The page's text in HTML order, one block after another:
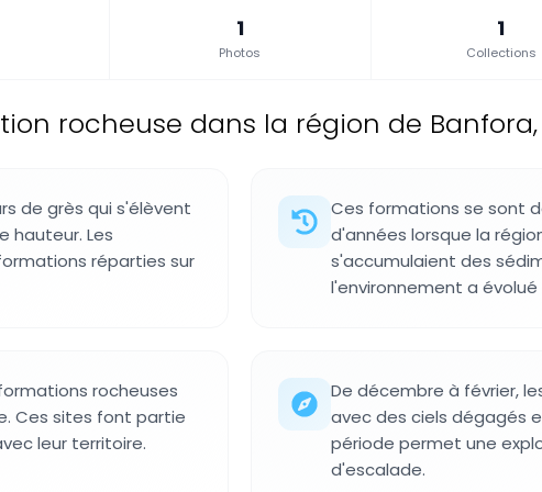
1
Photos
1
Collections
rocheuse dans la région de Banfora,
de grès qui s'élèvent
hauteur. Les
réparties sur
Ces formations se sont
d'années lorsque la
s'accumulaient des
l'environnement a
rocheuses
Ces sites font partie
leur territoire.
De décembre à février,
avec des ciels dégagés
période permet une
d'escalade.